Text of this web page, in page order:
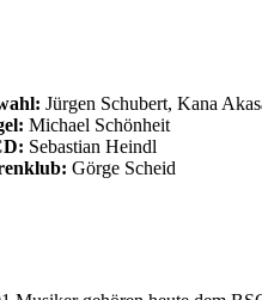
Jürgen Schubert, Kana
Michael Schönheit
Sebastian Heindl
Görge Scheid